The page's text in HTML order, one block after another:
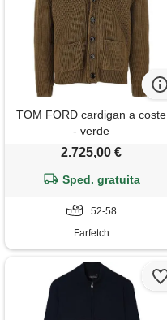
TOM FORD cardigan a coste
- verde
2.725,00 €
Sped. gratuita
52-58
Farfetch